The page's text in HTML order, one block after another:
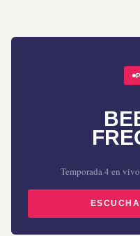
Temporada 4 en